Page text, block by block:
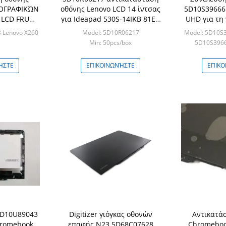
FRU
X280
GN1
Lenovo X260
οθόνης Lenovo LCD 14 ίντσας
για Ideapad 530S-14IKB 81EU
B140HAN04.0
Model: 5D10R06217
Min: 50pcs/box
ΕΠΙΚΟΙΝΩΝΉΣΤΕ
UHD για τη
14,0
Model:
Digitizer γιόγκας οθονών